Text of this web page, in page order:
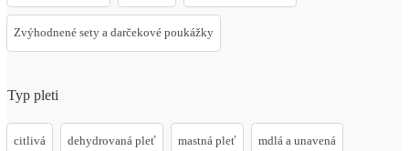
Zvýhodnené sety a darčekové poukážky
Typ pleti
citlivá dehydrovaná pleť mastná pleť mdlá a unavená